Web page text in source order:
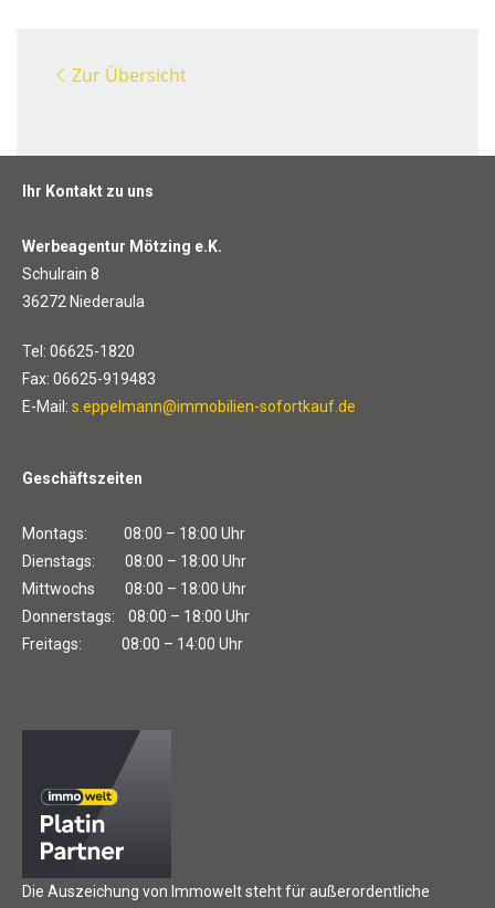
Zur Übersicht
Ihr Kontakt zu uns
Werbeagentur Mötzing e.K.
Schulrain 8
36272 Niederaula
Tel: 06625-1820
Fax: 06625-919483
E-Mail: s.eppelmann@immobilien-sofortkauf.de
Geschäftszeiten
Montags: 08:00 – 18:00 Uhr
Dienstags: 08:00 – 18:00 Uhr
Mittwochs 08:00 – 18:00 Uhr
Donnerstags: 08:00 – 18:00 Uhr
Freitags: 08:00 – 14:00 Uhr
Die Auszeichung von Immowelt steht für außerordentliche